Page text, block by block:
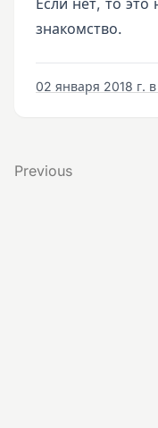
Если нет, то
знакомство.
02 января 2018 г. в
Previous